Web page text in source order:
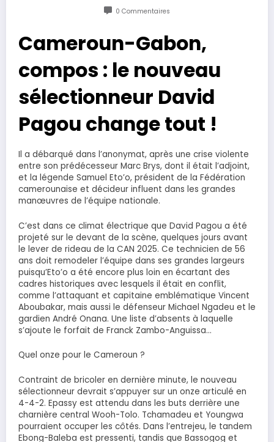
0 Commentaires
Cameroun-Gabon,
compos : le nouveau
sélectionneur David
Pagou change tout !
Il a débarqué dans l’anonymat, après une crise violente
entre son prédécesseur Marc Brys, dont il était l’adjoint,
et la légende Samuel Eto’o, président de la Fédération
camerounaise et décideur influent dans les grandes
manœuvres de l’équipe nationale.
C’est dans ce climat électrique que David Pagou a été
projeté sur le devant de la scène, quelques jours avant
le lever de rideau de la CAN 2025. Ce technicien de 56
ans doit remodeler l’équipe dans ses grandes largeurs
puisqu’Eto’o a été encore plus loin en écartant des
cadres historiques avec lesquels il était en conflit,
comme l’attaquant et capitaine emblématique Vincent
Aboubakar, mais aussi le défenseur Michael Ngadeu et le
gardien André Onana. Une liste d’absents à laquelle
s’ajoute le forfait de Franck Zambo-Anguissa…
Quel onze pour le Cameroun ?
Contraint de bricoler en dernière minute, le nouveau
sélectionneur devrait s’appuyer sur un onze articulé en
4-4-2. Epassy est attendu dans les buts derrière une
charnière central Wooh-Tolo. Tchamadeu et Youngwa
pourraient occuper les côtés. Dans l’entrejeu, le tandem
Ebong-Baleba est pressenti, tandis que Bassogog et